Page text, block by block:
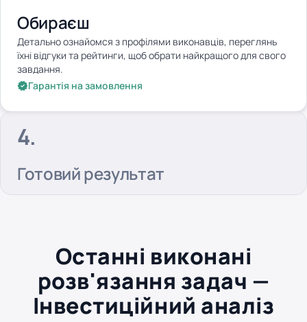
Обираєш
Детально ознайомся з профілями виконавців, переглянь
їхні відгуки та рейтинги, щоб обрати найкращого для свого
завдання.
Гарантія на замовлення
Готовий результат
Останні виконані
розв'язання задач —
Інвестиційний аналіз